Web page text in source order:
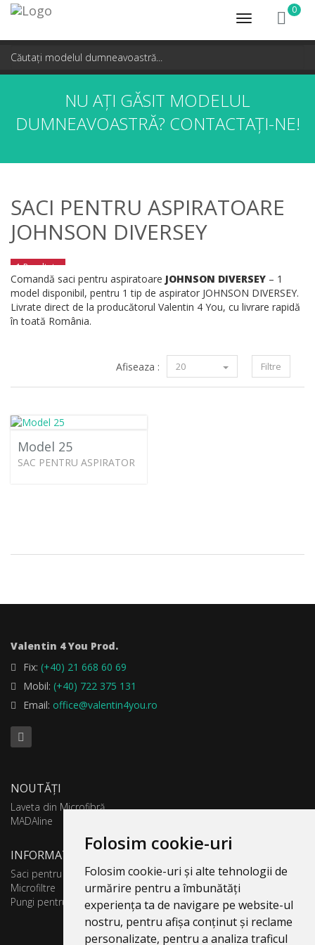
Folosim cookie-uri
Folosim cookie-uri și alte tehnologii de
urmărire pentru a îmbunătăți
experiența ta de navigare pe website-ul
nostru, pentru afișa conținut și reclame
personalizate, pentru a analiza traficul
Toggle
navigation
0
NU AȚI GĂSIT MODELUL
DUMNEAVOASTRĂ? CONTACTAȚI-NE!
SACI PENTRU ASPIRATOARE
JOHNSON DIVERSEY
1 Rezultate
Comandă saci pentru aspiratoare JOHNSON DIVERSEY – 1
model disponibil, pentru 1 tip de aspirator JOHNSON DIVERSEY.
Livrate direct de la producătorul Valentin 4 You, cu livrare rapidă
în toată România.
Filtre
Afiseaza : 20
Model 25
SAC PENTRU ASPIRATOR
Valentin 4 You Prod.
Fix: (+40) 21 668 60 69
Mobil: (+40) 722 375 131
Email: office@valentin4you.ro
NOUTĂȚI
Laveta din Microfibră
MADAline
INFORMATII PRODUSE
Saci pentru aspirator
Microfiltre
Pungi pentru colectare praf